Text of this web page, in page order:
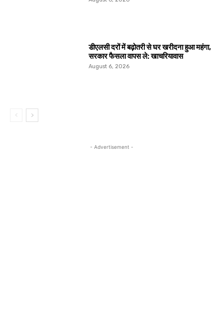
डीएलसी दरों में बढ़ोतरी से घर खरीदना हुआ महंगा,
सरकार फैसला वापस ले: खाचरियावास
August 6, 2026
- Advertisement -